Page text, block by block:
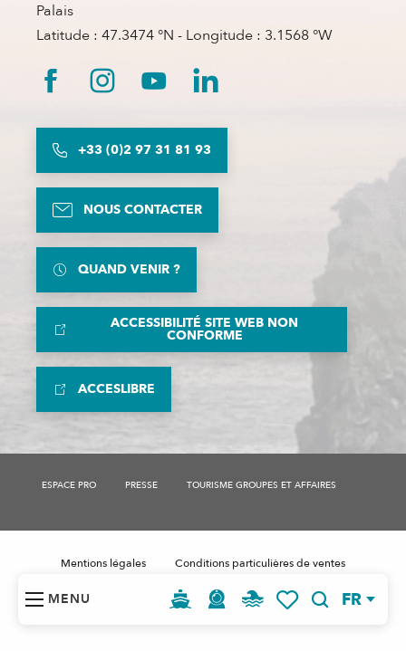
MENU FR
Palais
Latitude : 47.3474 °N - Longitude : 3.1568 °W
+33 (0)2 97 31 81 93
NOUS CONTACTER
QUAND VENIR ?
ACCESSIBILITÉ SITE WEB NON
CONFORME
ACCESLIBRE
ESPACE PRO PRESSE TOURISME GROUPES ET AFFAIRES
Mentions légales
Conditions particulières de ventes
Données personnelles RGPD
Gestion des cookies